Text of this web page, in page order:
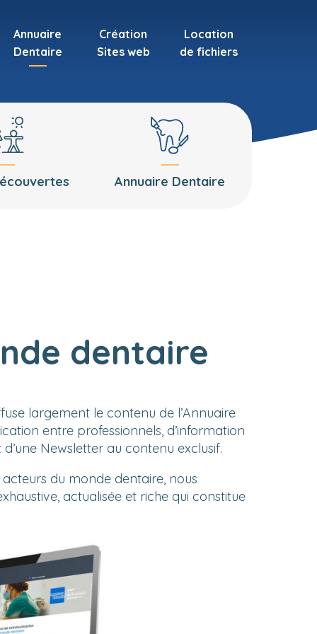
Annuaire
Dentaire
Création
Sites web
Location
de fichiers
Annuaire Dentaire
dentaire
largement le contenu de l’Annuaire
entre professionnels, d’information
Newsletter au contenu exclusif.
du monde dentaire, nous
actualisée et riche qui constitue